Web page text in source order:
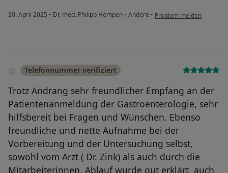
30. April 2025 • Dr. med. Philipp Hempen • Andere • Problem melden
Telefonnummer verifiziert
Trotz Andrang sehr freundlicher Empfang an der
Patientenanmeldung der Gastroenterologie, sehr
hilfsbereit bei Fragen und Wünschen. Ebenso
freundliche und nette Aufnahme bei der
Vorbereitung und der Untersuchung selbst,
sowohl vom Arzt ( Dr. Zink) als auch durch die
Mitarbeiterinnen. Ablauf wurde gut erklärt, auch